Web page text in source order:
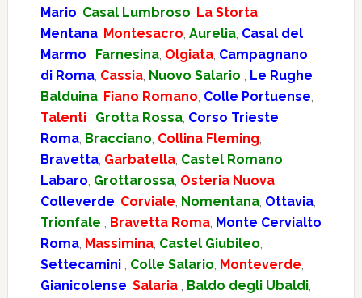
Mario, Casal Lumbroso, La Storta,
Mentana, Montesacro, Aurelia, Casal del
Marmo , Farnesina, Olgiata, Campagnano
di Roma, Cassia, Nuovo Salario , Le Rughe,
Balduina, Fiano Romano, Colle Portuense,
Talenti , Grotta Rossa, Corso Trieste
Roma, Bracciano, Collina Fleming,
Bravetta, Garbatella, Castel Romano,
Labaro, Grottarossa, Osteria Nuova,
Colleverde, Corviale, Nomentana, Ottavia,
Trionfale , Bravetta Roma, Monte Cervialto
Roma, Massimina, Castel Giubileo,
Settecamini , Colle Salario, Monteverde,
Gianicolense, Salaria , Baldo degli Ubaldi,